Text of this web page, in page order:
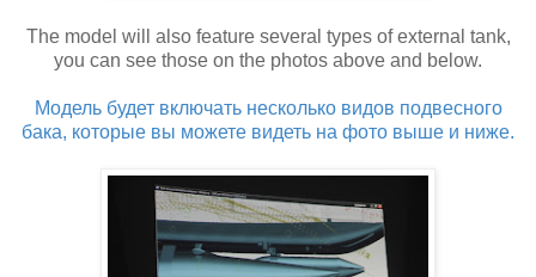
The model will also feature several types of external tank,
you can see those on the photos above and below.
Модель будет включать несколько видов подвесного
бака, которые вы можете видеть на фото выше и ниже.